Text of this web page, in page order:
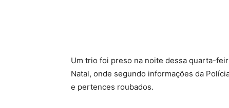
Um trio foi preso na noite dessa quarta-
Natal, onde segundo informações da
e pertences roubados.